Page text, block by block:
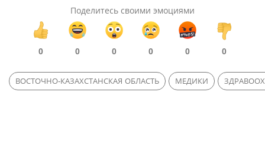
Поделитесь своими эмоциями
0 0 0 0 0 0
ВОСТОЧНО-КАЗАХСТАНСКАЯ ОБЛАСТЬ МЕДИКИ